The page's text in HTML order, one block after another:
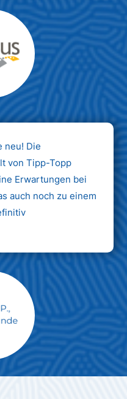
AG
neu! Die
von Tipp-Topp
Erwartungen bei
auch noch zu einem